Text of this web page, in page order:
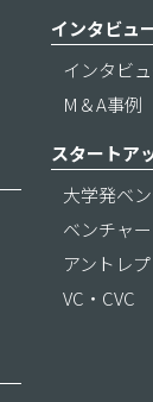
インタビュ
インタビ
M＆A事例
スタートア
大学発ベ
ベンチャ
アントレ
VC・CVC